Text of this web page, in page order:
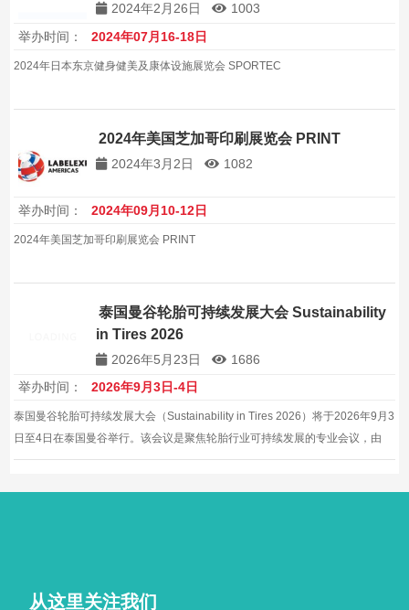
2024年2月26日
1003
举办时间：
2024年07月16-18日
2024年日本东京健身健美及康体设施展览会 SPORTEC
2024年美国芝加哥印刷展览会 PRINT
2024年3月2日 1082
举办时间： 2024年09月10-12日
2024年美国芝加哥印刷展览会 PRINT
泰国曼谷轮胎可持续发展大会 Sustainability
in Tires 2026
2026年5月23日
1686
举办时间：
2026年9月3日-4日
泰国曼谷轮胎可持续发展大会（Sustainability in Tires 2026）将于2026年9月3
日至4日在泰国曼谷举行。该会议是聚焦轮胎行业可持续发展的专业会议，由
Smithers Group主办。
从这里关注我们